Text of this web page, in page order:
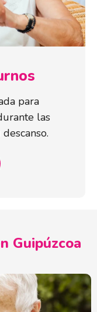
para
las
Guipúzcoa